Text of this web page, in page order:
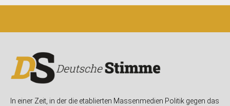
In einer Zeit, in der die etablierten Massenmedien Politik gegen das